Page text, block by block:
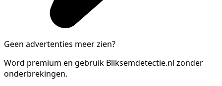
Geen advertenties meer zien?
Word premium en gebruik Bliksemdetectie.nl zonder
onderbrekingen.